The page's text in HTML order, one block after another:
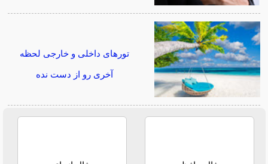
تورهای داخلی و خارجی لحظه
آخری رو از دست نده